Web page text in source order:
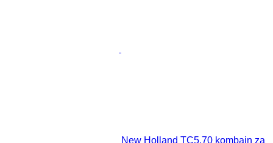
New Holland TC5.70 kombajn za